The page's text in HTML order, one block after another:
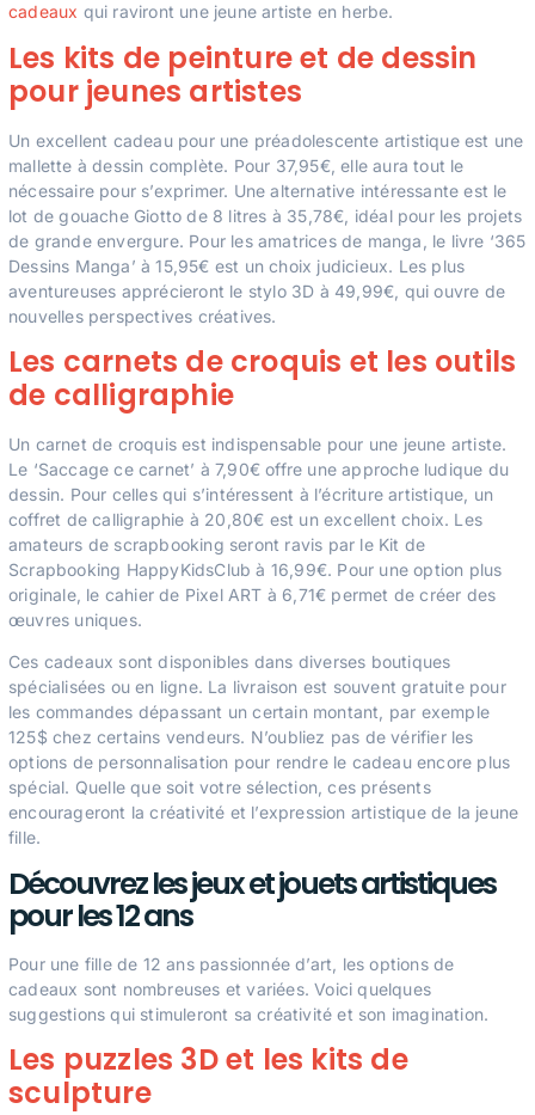
cadeaux qui raviront une jeune artiste en herbe.
Les kits de peinture et de dessin
pour jeunes artistes
Un excellent cadeau pour une préadolescente artistique est une
mallette à dessin complète. Pour 37,95€, elle aura tout le
nécessaire pour s’exprimer. Une alternative intéressante est le
lot de gouache Giotto de 8 litres à 35,78€, idéal pour les projets
de grande envergure. Pour les amatrices de manga, le livre ‘365
Dessins Manga’ à 15,95€ est un choix judicieux. Les plus
aventureuses apprécieront le stylo 3D à 49,99€, qui ouvre de
nouvelles perspectives créatives.
Les carnets de croquis et les outils
de calligraphie
Un carnet de croquis est indispensable pour une jeune artiste.
Le ‘Saccage ce carnet’ à 7,90€ offre une approche ludique du
dessin. Pour celles qui s’intéressent à l’écriture artistique, un
coffret de calligraphie à 20,80€ est un excellent choix. Les
amateurs de scrapbooking seront ravis par le Kit de
Scrapbooking HappyKidsClub à 16,99€. Pour une option plus
originale, le cahier de Pixel ART à 6,71€ permet de créer des
œuvres uniques.
Ces cadeaux sont disponibles dans diverses boutiques
spécialisées ou en ligne. La livraison est souvent gratuite pour
les commandes dépassant un certain montant, par exemple
125$ chez certains vendeurs. N’oubliez pas de vérifier les
options de personnalisation pour rendre le cadeau encore plus
spécial. Quelle que soit votre sélection, ces présents
encourageront la créativité et l’expression artistique de la jeune
fille.
Découvrez les jeux et jouets artistiques
pour les 12 ans
Pour une fille de 12 ans passionnée d’art, les options de
cadeaux sont nombreuses et variées. Voici quelques
suggestions qui stimuleront sa créativité et son imagination.
Les puzzles 3D et les kits de
sculpture